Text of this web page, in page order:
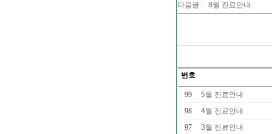
다음글 : 8월 진료안내
번호
99
5월 진료안내
98
4월 진료안내
97
3월 진료안내